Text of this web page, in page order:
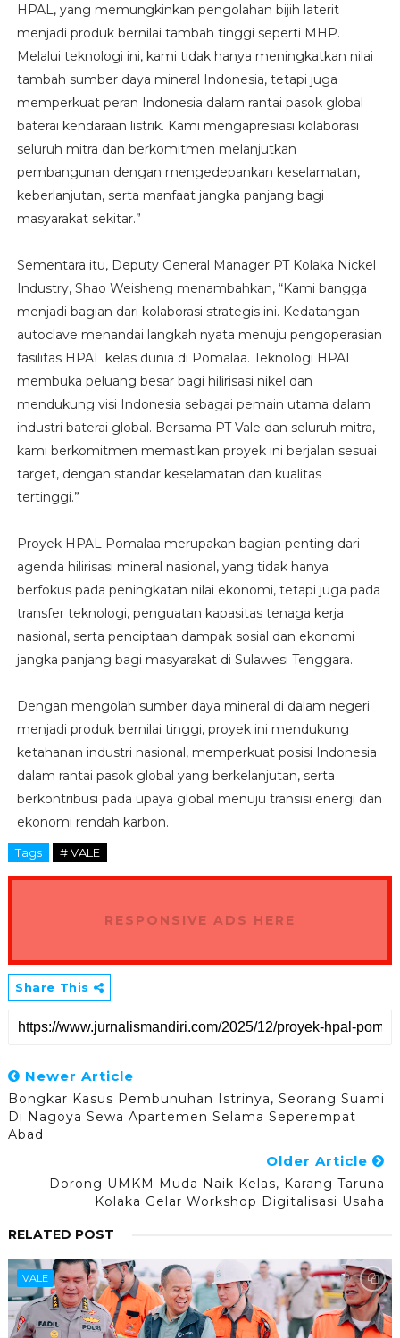
HPAL, yang memungkinkan pengolahan bijih laterit
menjadi produk bernilai tambah tinggi seperti MHP.
Melalui teknologi ini, kami tidak hanya meningkatkan nilai
tambah sumber daya mineral Indonesia, tetapi juga
memperkuat peran Indonesia dalam rantai pasok global
baterai kendaraan listrik. Kami mengapresiasi kolaborasi
seluruh mitra dan berkomitmen melanjutkan
pembangunan dengan mengedepankan keselamatan,
keberlanjutan, serta manfaat jangka panjang bagi
masyarakat sekitar.”
Sementara itu, Deputy General Manager PT Kolaka Nickel
Industry, Shao Weisheng menambahkan, “Kami bangga
menjadi bagian dari kolaborasi strategis ini. Kedatangan
autoclave menandai langkah nyata menuju pengoperasian
fasilitas HPAL kelas dunia di Pomalaa. Teknologi HPAL
membuka peluang besar bagi hilirisasi nikel dan
mendukung visi Indonesia sebagai pemain utama dalam
industri baterai global. Bersama PT Vale dan seluruh mitra,
kami berkomitmen memastikan proyek ini berjalan sesuai
target, dengan standar keselamatan dan kualitas
tertinggi.”
Proyek HPAL Pomalaa merupakan bagian penting dari
agenda hilirisasi mineral nasional, yang tidak hanya
berfokus pada peningkatan nilai ekonomi, tetapi juga pada
transfer teknologi, penguatan kapasitas tenaga kerja
nasional, serta penciptaan dampak sosial dan ekonomi
jangka panjang bagi masyarakat di Sulawesi Tenggara.
Dengan mengolah sumber daya mineral di dalam negeri
menjadi produk bernilai tinggi, proyek ini mendukung
ketahanan industri nasional, memperkuat posisi Indonesia
dalam rantai pasok global yang berkelanjutan, serta
berkontribusi pada upaya global menuju transisi energi dan
ekonomi rendah karbon.
Tags # VALE
RESPONSIVE ADS HERE
Share This
Newer Article
Bongkar Kasus Pembunuhan Istrinya, Seorang Suami
Di Nagoya Sewa Apartemen Selama Seperempat
Abad
Older Article
Dorong UMKM Muda Naik Kelas, Karang Taruna
Kolaka Gelar Workshop Digitalisasi Usaha
RELATED POST
VALE